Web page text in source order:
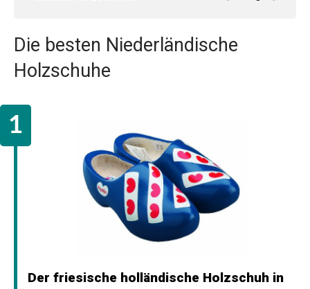
Die besten Niederländische
Holzschuhe
Der friesische holländische Holzschuh in